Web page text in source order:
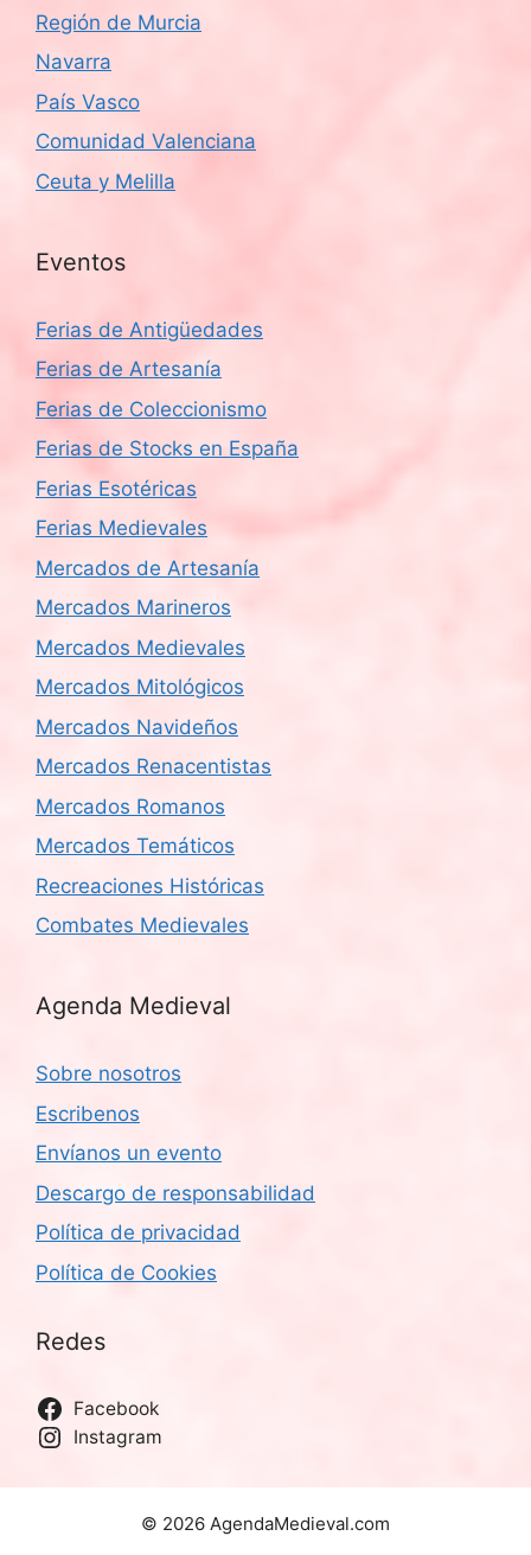
Región de Murcia
Navarra
País Vasco
Comunidad Valenciana
Ceuta y Melilla
Eventos
Ferias de Antigüedades
Ferias de Artesanía
Ferias de Coleccionismo
Ferias de Stocks en España
Ferias Esotéricas
Ferias Medievales
Mercados de Artesanía
Mercados Marineros
Mercados Medievales
Mercados Mitológicos
Mercados Navideños
Mercados Renacentistas
Mercados Romanos
Mercados Temáticos
Recreaciones Históricas
Combates Medievales
Agenda Medieval
Sobre nosotros
Escribenos
Envíanos un evento
Descargo de responsabilidad
Política de privacidad
Política de Cookies
Redes
Facebook
Instagram
© 2026 AgendaMedieval.com